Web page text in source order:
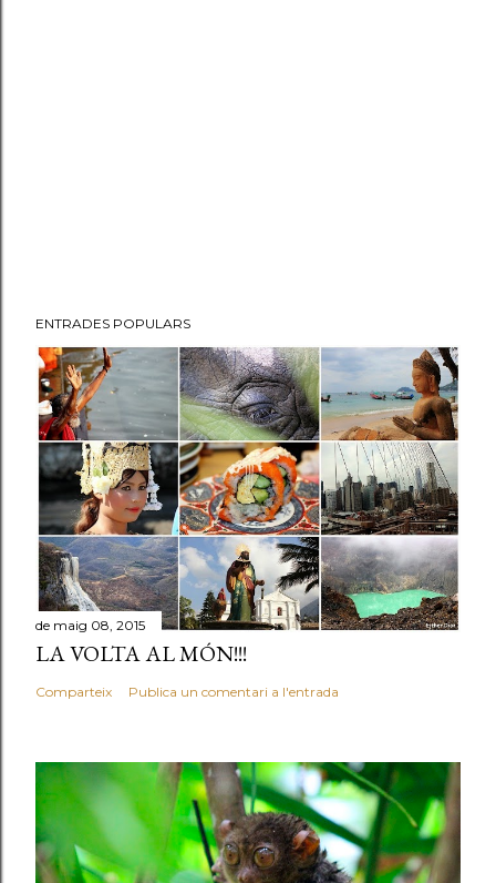
ENTRADES POPULARS
de maig 08, 2015
LA VOLTA AL MÓN!!!
Comparteix Publica un comentari a l'entrada